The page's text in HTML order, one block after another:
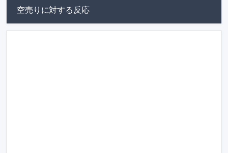
空売りに対する反応